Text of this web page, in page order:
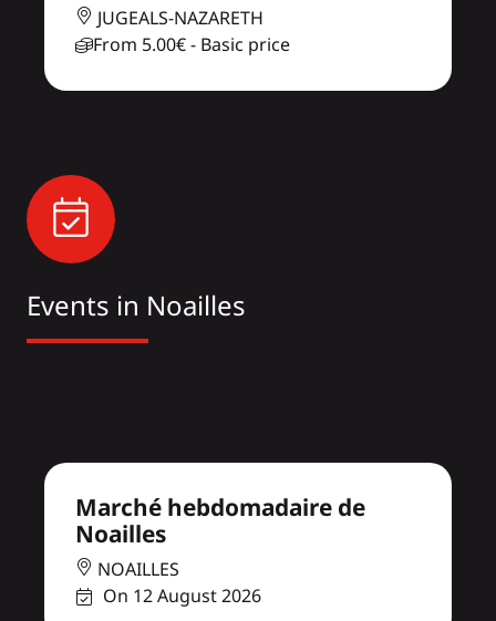
JUGEALS-NAZARETH
From 5.00€- Basic price
Events in Noailles
Marché hebdomadaire de
Noailles
NOAILLES
On 12 August 2026